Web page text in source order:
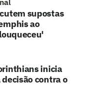
supostas
ao
inicia
contra o